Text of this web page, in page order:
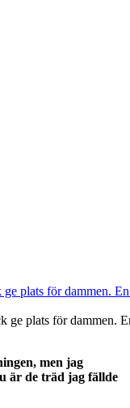
ge plats för dammen.
men jag
är de träd jag fällde